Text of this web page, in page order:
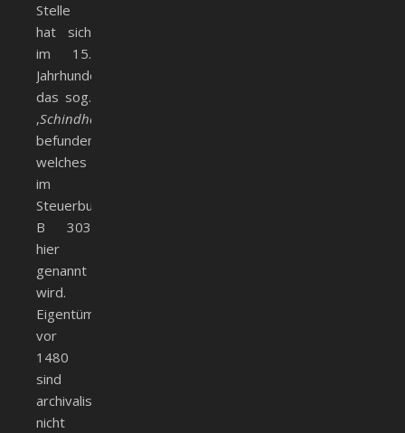
Stelle
hat sich
im 15.
Jahrhundert
das sog.
‚Schindhaus
befunden,
welches
im
Steuerbuch
B 303
hier
genannt
wird.
Eigentümer
vor
1480
sind
archivalisch
nicht